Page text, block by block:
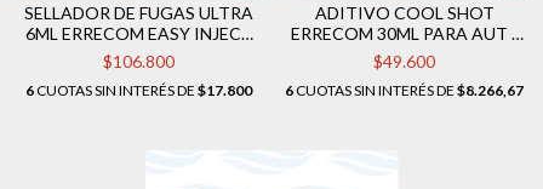
SELLADOR DE FUGAS ULTRA
6ML ERRECOM EASY INJECT
KIT
$106.800
6CUOTAS SIN INTERÉS DE $17.800
ADITIVO COOL SHOT
ERRECOM 30ML PARA AUT /
AA
$49.600
6CUOTAS SIN INTERÉS DE $8.266,67